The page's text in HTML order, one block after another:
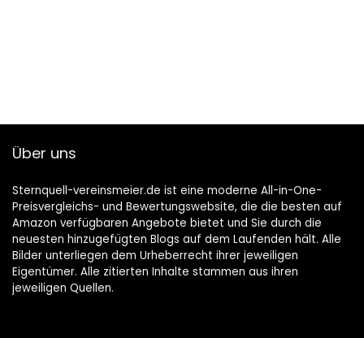
Über uns
Sternquell-vereinsmeier.de ist eine moderne All-in-One-
Preisvergleichs- und Bewertungswebsite, die die besten auf
Amazon verfügbaren Angebote bietet und Sie durch die
neuesten hinzugefügten Blogs auf dem Laufenden hält. Alle
Bilder unterliegen dem Urheberrecht ihrer jeweiligen
Eigentümer. Alle zitierten Inhalte stammen aus ihren
jeweiligen Quellen.